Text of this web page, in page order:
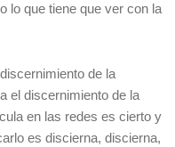
lo que tiene que ver con la
de la
el discernimiento de la
en las redes es cierto y
es discierna, discierna,